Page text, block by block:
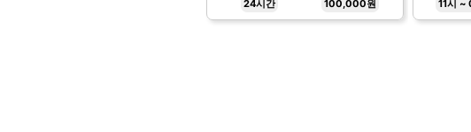
24시간 100,000원 11시 ~